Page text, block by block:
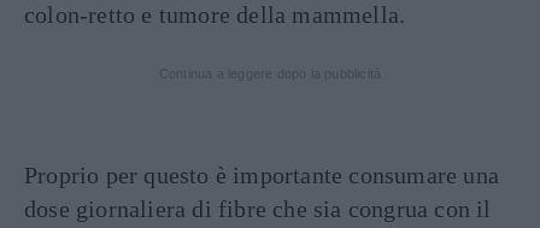
colon-retto e tumore della mammella.
Proprio per questo è importante consumare una
dose giornaliera di fibre che sia congrua con il